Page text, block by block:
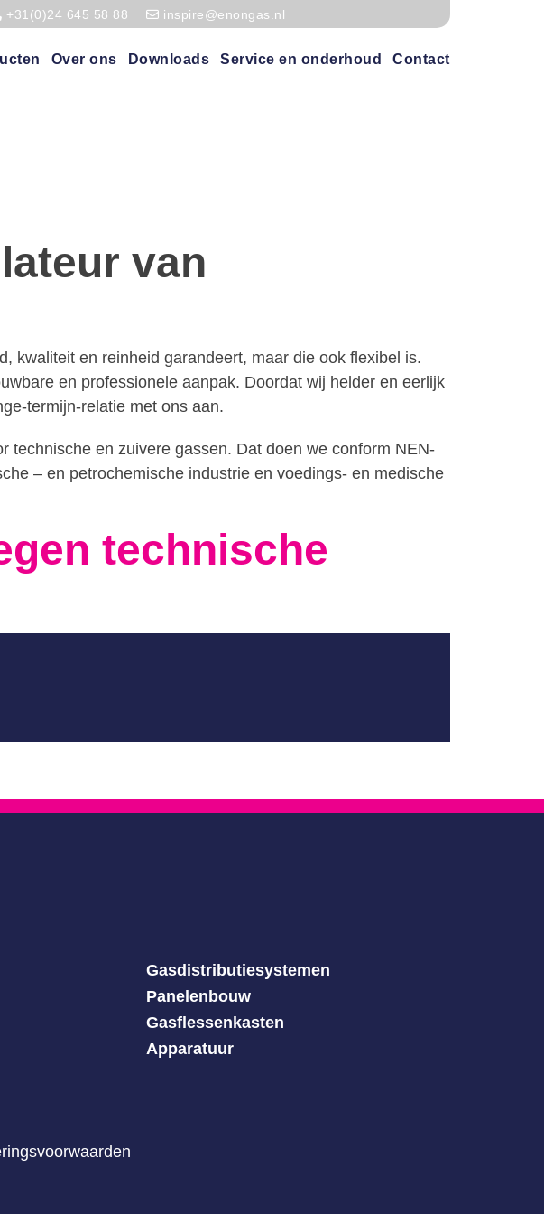
+31(0)24 645 58 88 inspire@enongas.nl
Over ons Downloads Service en onderhoud Contact
van
kwaliteit en reinheid garandeert, maar die ook flexibel is.
en professionele aanpak. Doordat wij helder en eerlijk
termijn-relatie met ons aan.
technische en zuivere gassen. Dat doen we conform NEN-
– en petrochemische industrie en voedings- en medische
technische
Gasdistributiesystemen
Panelenbouw
Gasflessenkasten
Apparatuur